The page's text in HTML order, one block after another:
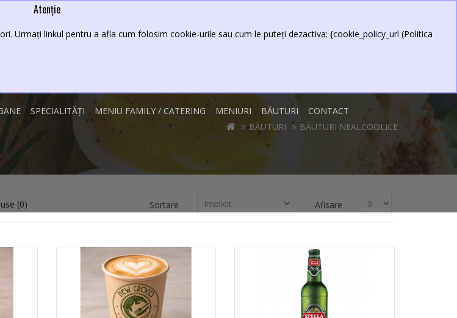
Atenție
Urmați linkul pentru a afla cum folosim cookie-urile sau cum le puteți dezactiva: {cookie_policy_url (Politica
SPECIALITĂȚI MENIU FAMILY / CATERING MENIURI BĂUTURI CONTACT
BĂUTURI BĂUTURI NEALCOOLICE
(0) Sortare Afisare